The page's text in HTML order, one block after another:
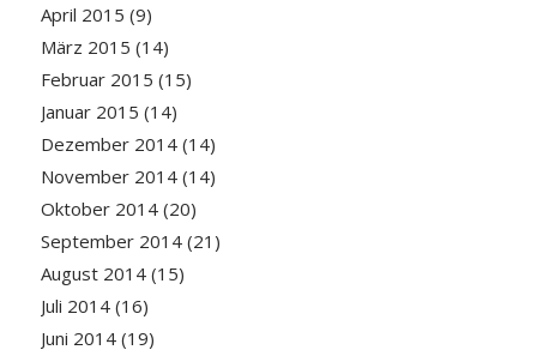
April 2015 (9)
März 2015 (14)
Februar 2015 (15)
Januar 2015 (14)
Dezember 2014(14)
November 2014(14)
Oktober 2014(20)
September 2014(21)
August 2014(15)
Juli 2014(16)
Juni 2014(19)